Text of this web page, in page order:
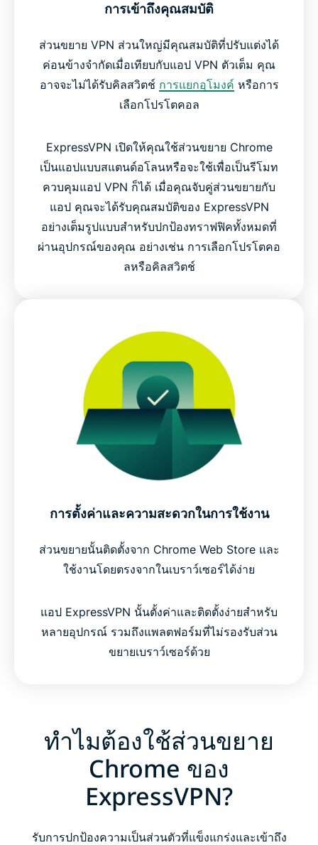
การเข้าถึงคุณสมบัติ
ส่วนขยาย VPN ส่วนใหญ่มีคุณสมบัติที่ปรับแต่งได้
ค่อนข้างจำกัดเมื่อเทียบกับแอป VPN ตัวเต็ม คุณ
อาจจะไม่ได้รับคิลสวิตช์ การแยกอุโมงค์ หรือการ
เลือกโปรโตคอล
ExpressVPN เปิดให้คุณใช้ส่วนขยาย Chrome
เป็นแอปแบบสแตนด์อโลนหรือจะใช้เพื่อเป็นรีโมท
ควบคุมแอป VPN ก็ได้ เมื่อคุณจับคู่ส่วนขยายกับ
แอป คุณจะได้รับคุณสมบัติของ ExpressVPN
อย่างเต็มรูปแบบสำหรับปกป้องทราฟฟิคทั้งหมดที่
ผ่านอุปกรณ์ของคุณ อย่างเช่น การเลือกโปรโตคอ
ลหรือคิลสวิตช์
การตั้งค่าและความสะดวกในการใช้งาน
ส่วนขยายนั้นติดตั้งจาก Chrome Web Store และ
ใช้งานโดยตรงจากในเบราว์เซอร์ได้ง่าย
แอป ExpressVPN นั้นตั้งค่าและติดตั้งง่ายสำหรับ
หลายอุปกรณ์ รวมถึงแพลตฟอร์มที่ไม่รองรับส่วน
ขยายเบราว์เซอร์ด้วย
ทำไมต้องใช้ส่วนขยาย
Chrome ของ
ExpressVPN?
รับการปกป้องความเป็นส่วนตัวที่แข็งแกร่งและเข้าถึง